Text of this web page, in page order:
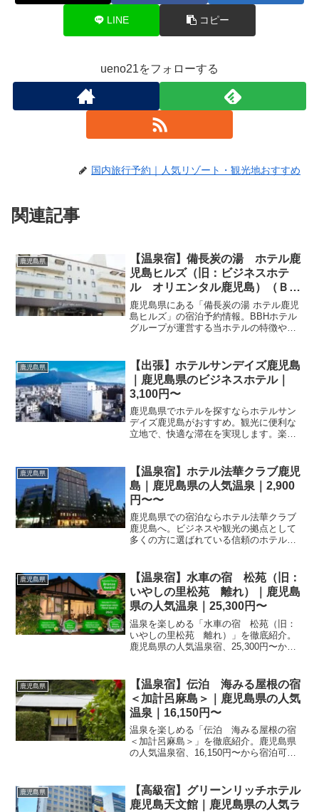
LINE コピー
ueno21をフォローする
国内旅行予約｜人気リゾート・観光地おすすめ
関連記事
鹿児島県
【温泉宿】備長炭の湯 ホテル鹿
児島ヒルズ（旧：ビジネスホテ
ル オリエンタル鹿児島）（ＢＢ
Ｈホテルグループ）｜鹿児島県の
人気温泉｜3,000円〜
鹿児島県にある「備長炭の湯 ホテル鹿児
島ヒルズ」の宿泊予約情報。BBHホテル
グループが運営する当ホテルの特徴やア
を比較・予約いただけます。
鹿児島県
【出張】ホテルサンデイズ鹿児島
｜鹿児島県のビジネスホテル｜
3,100円〜
鹿児島県でホテルを探すならホテルサン
デイズ鹿児島がおすすめ。観光に便利な
立地で、快適な滞在を実現します。楽天
手続きを進めましょう。
鹿児島県
【温泉宿】ホテル法華クラブ鹿児
島｜鹿児島県の人気温泉｜2,900
円〜〜
鹿児島県での宿泊ならホテル法華クラブ
鹿児島へ。ビジネスや観光の拠点として
多くの方に選ばれている信頼のホテルで
ぐご確認いただけます。
鹿児島県
【温泉宿】水車の宿 松苑（旧：
いやしの里松苑 離れ）｜鹿児島
県の人気温泉｜25,300円〜
温泉を楽しめる「水車の宿 松苑（旧：
いやしの里松苑 離れ）」を徹底紹介。
鹿児島県の人気温泉宿、25,300円〜から
鹿児島県
【温泉宿】伝泊 海みる屋根の宿
＜加計呂麻島＞｜鹿児島県の人気
温泉｜16,150円〜
温泉を楽しめる「伝泊 海みる屋根の宿
＜加計呂麻島＞」を徹底紹介。鹿児島県
の人気温泉宿、16,150円〜から宿泊可
鹿児島県
【高級宿】グリーンリッチホテル
鹿児島天文館｜鹿児島県の人気ラ